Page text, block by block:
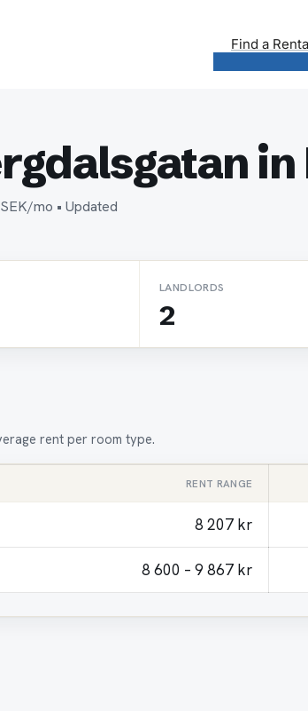
Find a
in
mo • Updated
LANDLORDS
2
rent per room type.
RENT RANGE
8 207 kr
8 600 – 9 867 kr